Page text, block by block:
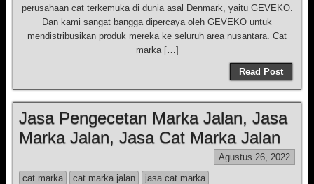
perusahaan cat terkemuka di dunia asal Denmark, yaitu GEVEKO.
Dan kami sangat bangga dipercaya oleh GEVEKO untuk
mendistribusikan produk mereka ke seluruh area nusantara. Cat
marka […]
Read Post
Jasa Pengecetan Marka Jalan, Jasa
Marka Jalan, Jasa Cat Marka Jalan
Agustus 26, 2022
cat marka
cat marka jalan
jasa cat marka